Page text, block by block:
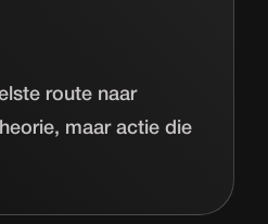
route naar
maar actie die